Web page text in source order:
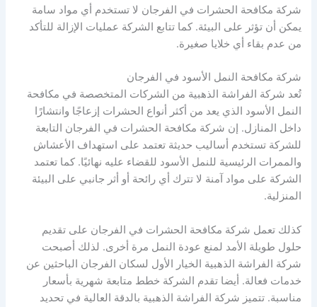
شركة مكافحة الحشرات في الفرجان لا تستخدم أي مواد سامة
يمكن أن تؤثر على البيئة. كما تتابع الشركة عمليات الإزالة للتأكد
من عدم بقاء أي خلايا صغيرة.
شركة مكافحة النمل الأسود في الفرجان
تُعد شركة الفراشة الذهبية من الشركات المتخصصة في مكافحة
النمل الأسود الذي يعد من أكثر أنواع الحشرات إزعاجًا وانتشارًا
داخل المنازل. إن شركة مكافحة الحشرات في الفرجان التابعة
للشركة تستخدم أساليب حديثة تعتمد على استهداف الأعشاش
والممرات الرئيسية للنمل الأسود للقضاء عليه نهائيًا. كما تعتمد
الشركة على مواد آمنة لا تترك أي رائحة أو أثر جانبي على البيئة
المنزلية.
كذلك تعمل شركة مكافحة الحشرات في الفرجان على تقديم
حلول طويلة الأمد لمنع عودة النمل مرة أخرى. لذلك أصبحت
شركة الفراشة الذهبية الخيار الأول لسكان الفرجان الباحثين عن
خدمات فعالة. أيضا تقدم الشركة خطط متابعة شهرية بأسعار
مناسبة. تتميز شركة الفراشة الذهبية بالدقة العالية في تحديد